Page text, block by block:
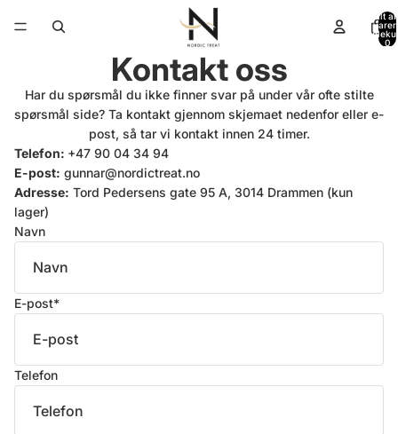
Totalt
varer
0
Kontakt oss
Har du spørsmål du ikke finner svar på under vår ofte stilte
spørsmål side? Ta kontakt gjennom skjemaet nedenfor eller e-
post, så tar vi kontakt innen 24 timer.
Telefon: +47 90 04 34 94
E-post: gunnar@nordictreat.no
Adresse: Tord Pedersens gate 95 A, 3014 Drammen (kun
lager)
Navn
E-post*
Telefon